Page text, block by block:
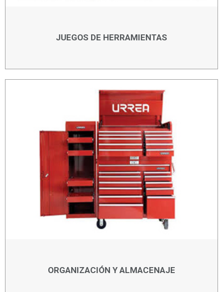
JUEGOS DE HERRAMIENTAS
ORGANIZACIÓN Y ALMACENAJE